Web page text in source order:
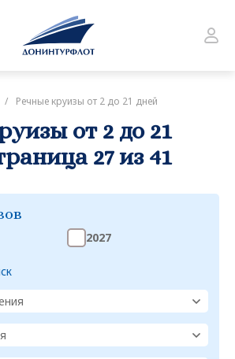
/ Речные круизы от 2 до 21 дней
от 2 до 21
27 из 41
2027